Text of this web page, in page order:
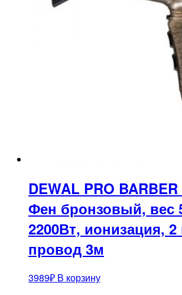
DEWAL PRO
Фен бронзовый, вес
2200Вт, ионизация, 2
провод 3м
3989₽ В корзину